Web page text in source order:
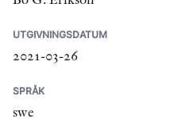
UTGIVNINGSDATUM
2021-03-26
SPRÅK
swe